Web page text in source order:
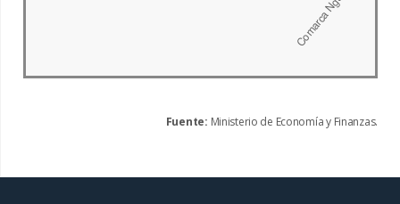
Fuente: Ministerio de Economía y Finanzas.